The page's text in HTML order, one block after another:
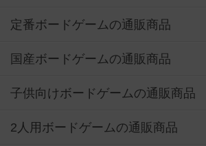
定番ボードゲームの通販商品
国産ボードゲームの通販商品
子供向けボードゲームの通販商品
2人用ボードゲームの通販商品